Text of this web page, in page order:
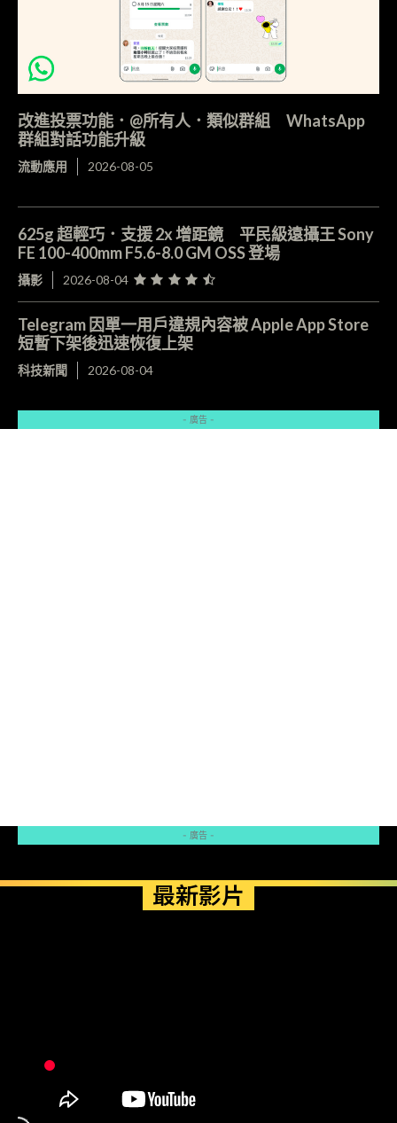
改進投票功能．@所有人．類似群組 WhatsApp
群組對話功能升級
流動應用 2026-08-05
625g 超輕巧．支援 2x 增距鏡 平民級遠攝王 Sony
FE 100-400mm F5.6-8.0 GM OSS 登場
攝影 2026-08-04
Telegram 因單一用戶違規內容被 Apple App Store
短暫下架後迅速恢復上架
科技新聞 2026-08-04
- 廣告 -
- 廣告 -
最新影片